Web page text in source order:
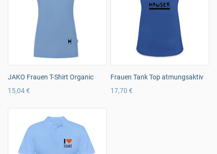
JAKO Frauen T-Shirt Organic
15,04 €
Frauen Tank Top atmungsaktiv
17,70 €